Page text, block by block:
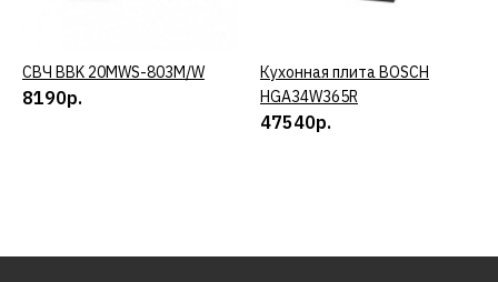
КУПИТЬ
СВЧ BBK 20MWS-803M/W
8190р.
КУПИТЬ
Кухонная плита BOSCH
HGA34W365R
47540р.